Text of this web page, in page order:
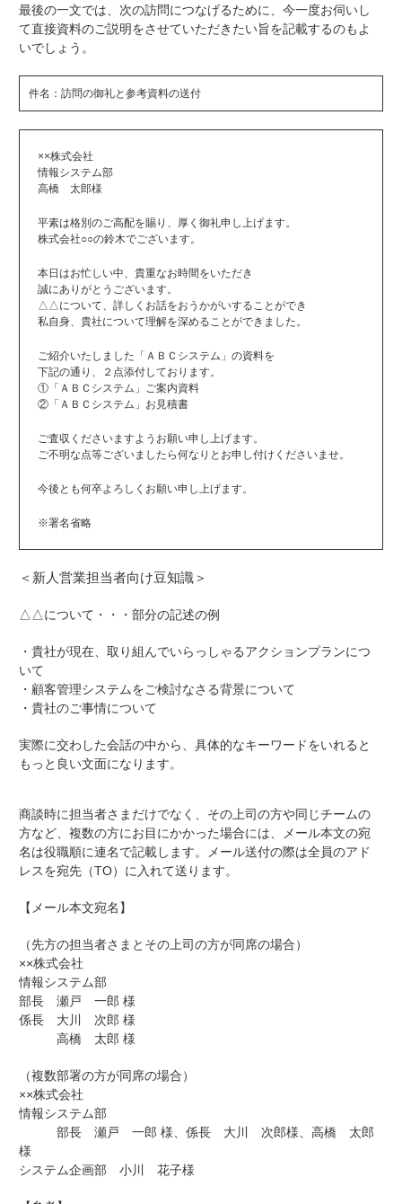
最後の一文では、次の訪問につなげるために、今一度お伺いし
て直接資料のご説明をさせていただきたい旨を記載するのもよ
いでしょう。
件名：訪問の御礼と参考資料の送付
××株式会社
情報システム部
高橋 太郎様
平素は格別のご高配を賜り、厚く御礼申し上げます。
株式会社○○の鈴木でございます。
本日はお忙しい中、貴重なお時間をいただき
誠にありがとうございます。
△△について、詳しくお話をおうかがいすることができ
私自身、貴社について理解を深めることができました。
ご紹介いたしました「ＡＢＣシステム」の資料を
下記の通り、２点添付しております。
①「ＡＢＣシステム」ご案内資料
②「ＡＢＣシステム」お見積書
ご査収くださいますようお願い申し上げます。
ご不明な点等ございましたら何なりとお申し付けくださいませ。
今後とも何卒よろしくお願い申し上げます。
※署名省略
＜新人営業担当者向け豆知識＞
△△について・・・部分の記述の例
・貴社が現在、取り組んでいらっしゃるアクションプランにつ
いて
・顧客管理システムをご検討なさる背景について
・貴社のご事情について
実際に交わした会話の中から、具体的なキーワードをいれると
もっと良い文面になります。
商談時に担当者さまだけでなく、その上司の方や同じチームの
方など、複数の方にお目にかかった場合には、メール本文の宛
名は役職順に連名で記載します。メール送付の際は全員のアド
レスを宛先（TO）に入れて送ります。
【メール本文宛名】
（先方の担当者さまとその上司の方が同席の場合）
××株式会社
情報システム部
部長 瀬戸 一郎 様
係長 大川 次郎 様
高橋 太郎 様
（複数部署の方が同席の場合）
××株式会社
情報システム部
部長 瀬戸 一郎 様、係長 大川 次郎様、高橋 太郎
様
システム企画部 小川 花子様